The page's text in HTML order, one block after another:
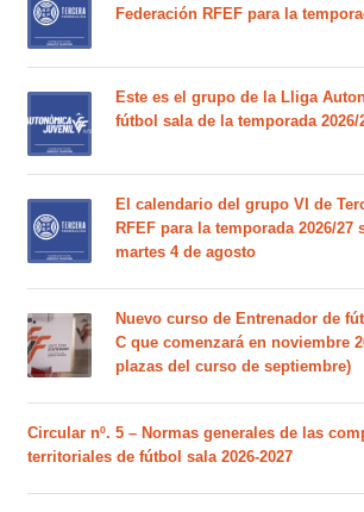
Federación RFEF para la
Este es el grupo de la Lliga
fútbol sala de la temporada 2026/
El calendario del grupo VI de
RFEF para la temporada 2026/27
martes 4 de agosto
Nuevo curso de Entrenador de
C que comenzará en noviembre
plazas del curso de septiembre)
Circular nº. 5 – Normas generales de las
territoriales de fútbol sala 2026-2027